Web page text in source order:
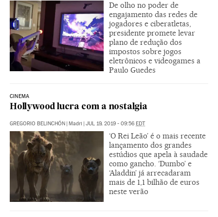
De olho no poder de
engajamento das redes de
jogadores e ciberatletas,
presidente promete levar
plano de redução dos
impostos sobre jogos
eletrônicos e videogames a
Paulo Guedes
CINEMA
Hollywood lucra com a nostalgia
GREGORIO BELINCHÓN | Madri | JUL 19, 2019 - 09:56 EDT
‘O Rei Leão’ é o mais recente
lançamento dos grandes
estúdios que apela à saudade
como gancho. ‘Dumbo’ e
‘Aladdin’ já arrecadaram
mais de 1,1 bilhão de euros
neste verão